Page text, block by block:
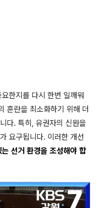
한지를 다시 한번 일깨워
혼란을 최소화하기 위해 더
다. 특히, 유권자의 신원을
요구됩니다. 이러한 개선
선거 환경을 조성해야 합